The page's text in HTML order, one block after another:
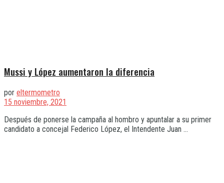
Mussi y López aumentaron la diferencia
por eltermometro
15 noviembre, 2021
Después de ponerse la campaña al hombro y apuntalar a su primer
candidato a concejal Federico López, el Intendente Juan ...